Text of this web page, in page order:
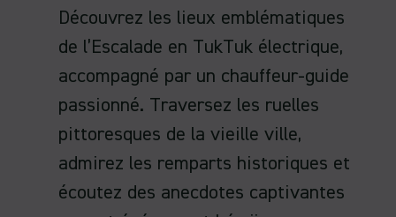
Découvrez les lieux emblématiques
de l’Escalade en TukTuk électrique,
accompagné par un chauffeur-guide
passionné. Traversez les ruelles
pittoresques de la vieille ville,
admirez les remparts historiques et
écoutez des anecdotes captivantes